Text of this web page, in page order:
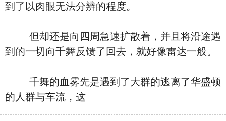
到了以肉眼无法分辨的程度。
但却还是向四周急速扩散着，并且将沿途遇
到的一切向千舞反馈了回去，就好像雷达一般。
千舞的血雾先是遇到了大群的逃离了华盛顿
的人群与车流，这